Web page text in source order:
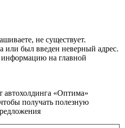
не существует.
или был введен неверный адрес.
на главной
автохолдинга «Оптима»
получать полезную